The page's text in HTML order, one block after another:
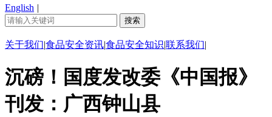
English |
关于我们|食品安全资讯|食品安全知识|联系我们|
沉磅！国度发改委《中国报》
刊发：广西钟山县